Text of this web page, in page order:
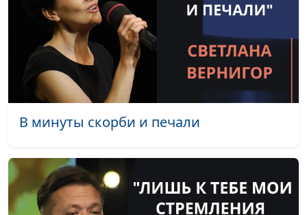
На коленях у Отца Светлана Малова
Твоё имя - Россия Светлана Малова #1890
С Богом прекрасно
Радостный день
Господь рядом Андрей Дядченко #1885
В минуты скорби и печали